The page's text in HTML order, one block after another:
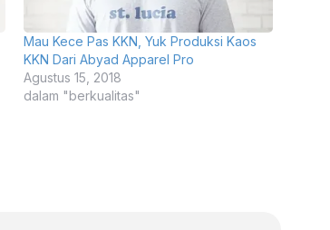
Mau Kece Pas KKN, Yuk Produksi Kaos
KKN Dari Abyad Apparel Pro
Agustus 15, 2018
dalam "berkualitas"